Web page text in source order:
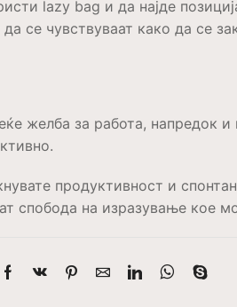
lazy bag и да најде
се чувствуваат како да се
желба за работа, напредок
продуктивност и
спобода на изразување кое